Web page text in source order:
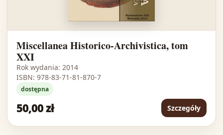
Miscellanea Historico-Archivistica, tom
XXI
Rok wydania: 2014
ISBN: 978-83-71-81-870-7
dostępna
50,00 zł Szczegóły